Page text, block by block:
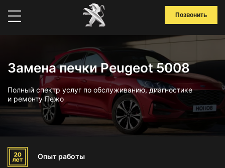
Позвонить
Замена печки Peugeot 5008
Полный спектр услуг по обслуживанию, диагностике
и ремонту Пежо
Опыт работы